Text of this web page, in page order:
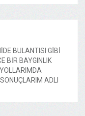
BULANTISI GİBİ
BİR BAYGINLIK
ADLI